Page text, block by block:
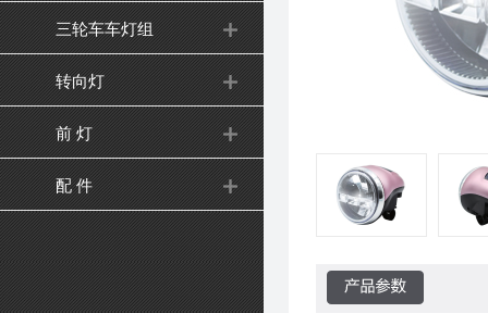
三轮车车灯组
转向灯
前 灯
配 件